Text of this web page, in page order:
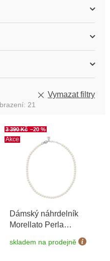
Vymazat filtry
21
Akce
3 390 Kč –20 %
Dámský náhrdelník
Morellato Perla
Essenziale SANH01
skladem na prodejně